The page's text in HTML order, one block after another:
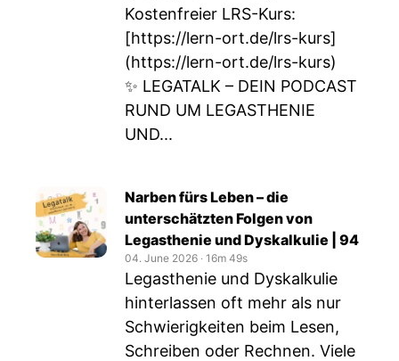
Kostenfreier LRS-Kurs:
[https://lern-ort.de/lrs-kurs]
(https://lern-ort.de/lrs-kurs)
✨ LEGATALK – DEIN PODCAST
RUND UM LEGASTHENIE
UND...
Narben fürs Leben – die
unterschätzten Folgen von
Legasthenie und Dyskalkulie | 94
04. June 2026 ‧ 16m 49s
Legasthenie und Dyskalkulie
hinterlassen oft mehr als nur
Schwierigkeiten beim Lesen,
Schreiben oder Rechnen. Viele